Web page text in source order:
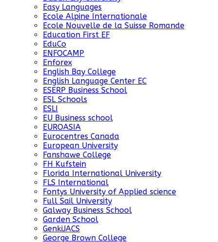
Easy Languages
Ecole Alpine Internationale
Ecole Nouvelle de la Suisse Romande
Education First EF
EduCo
ENFOCAMP
Enforex
English Bay College
English Language Center EC
ESERP Business School
ESL Schools
ESLI
EU Business school
EUROASIA
Eurocentres Canada
European University
Fanshawe College
FH Kufstein
Florida International University
FLS International
Fontys University of Applied science
Full Sail University
Galway Business School
Garden School
GenkiJACS
George Brown College